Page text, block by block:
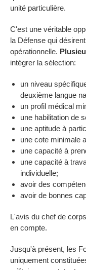
unité particulière.
C'est une véritable
la Défense qui
opérationnelle.
intégrer la sélection:
un niveau
deuxième langue
un profil médical
une habilitation de
une aptitude à
une cote minimale
une capacité à
une capacité à
individuelle;
avoir des
avoir de bonnes
L'avis du chef de
en compte.
Jusqu'à présent, les
uniquement